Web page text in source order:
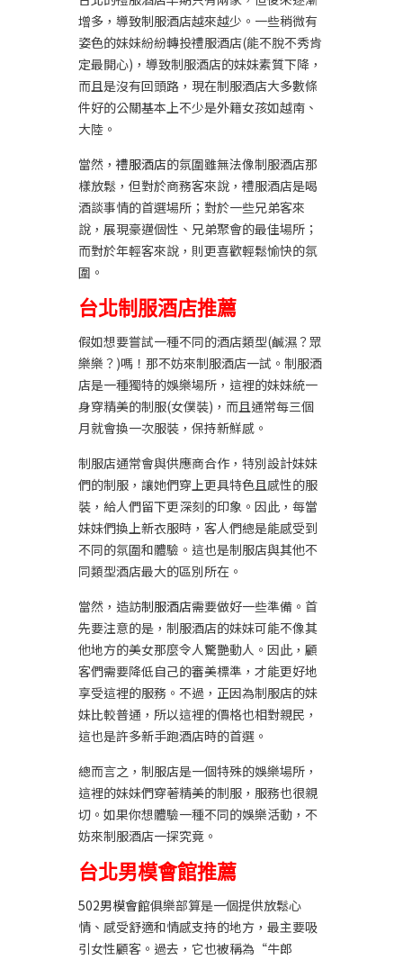
增多，導致制服酒店越來越少。一些稍微有
姿色的妹妹紛紛轉投禮服酒店(能不脫不秀肯
定最開心)，導致制服酒店的妹妹素質下降，
而且是沒有回頭路，現在制服酒店大多數條
件好的公關基本上不少是外籍女孩如越南、
大陸。
當然， 禮服酒店的氛圍雖無法像制服酒店那
樣放鬆，但對於商務客來說，禮服酒店是喝
酒談事情的首選場所；對於一些兄弟客來
說，展現豪邁個性、兄弟聚會的最佳場所；
而對於年輕客來說，則更喜歡輕鬆愉快的氛
圍。
台北制服酒店推薦
假如想要嘗試一種不同的酒店類型(鹹濕？眾
樂樂？)嗎！那不妨來制服酒店一試。制服酒
店是一種獨特的娛樂場所，這裡的妹妹統一
身穿精美的制服(女僕裝)，而且通常每三個
月就會換一次服裝，保持新鮮感。
制服店通常會與供應商合作，特別設計妹妹
們的制服，讓她們穿上更具特色且感性的服
裝，給人們留下更深刻的印象。因此，每當
妹妹們換上新衣服時，客人們總是能感受到
不同的氛圍和體驗。這也是制服店與其他不
同類型酒店最大的區別所在。
當然，造訪制服酒店需要做好一些準備。首
先要注意的是，制服酒店的妹妹可能不像其
他地方的美女那麼令人驚艷動人。因此，顧
客們需要降低自己的審美標準，才能更好地
享受這裡的服務。不過，正因為制服店的妹
妹比較普通，所以這裡的價格也相對親民，
這也是許多新手跑酒店時的首選。
總而言之，制服店是一個特殊的娛樂場所，
這裡的妹妹們穿著精美的制服，服務也很親
切。如果你想體驗一種不同的娛樂活動，不
妨來制服酒店一探究竟。
台北男模會館推薦
502男模會館俱樂部算是一個提供放鬆心
情、感受舒適和情感支持的地方，最主要吸
引女性顧客。過去，它也被稱為“牛郎